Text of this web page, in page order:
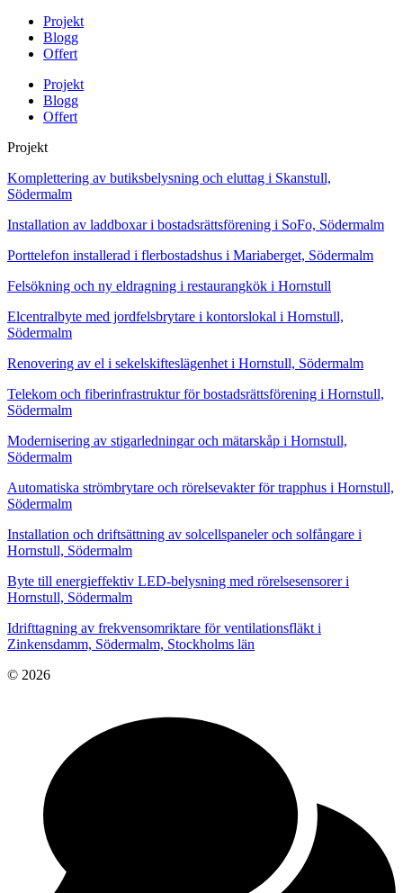
Projekt
Blogg
Offert
Projekt
Blogg
Offert
Projekt
Komplettering av butiksbelysning och eluttag i Skanstull,
Södermalm
Installation av laddboxar i bostadsrättsförening i SoFo, Södermalm
Porttelefon installerad i flerbostadshus i Mariaberget, Södermalm
Felsökning och ny eldragning i restaurangkök i Hornstull
Elcentralbyte med jordfelsbrytare i kontorslokal i Hornstull,
Södermalm
Renovering av el i sekelskifteslägenhet i Hornstull, Södermalm
Telekom och fiberinfrastruktur för bostadsrättsförening i Hornstull,
Södermalm
Modernisering av stigarledningar och mätarskåp i Hornstull,
Södermalm
Automatiska strömbrytare och rörelsevakter för trapphus i Hornstull,
Södermalm
Installation och driftsättning av solcellspaneler och solfångare i
Hornstull, Södermalm
Byte till energieffektiv LED-belysning med rörelsesensorer i
Hornstull, Södermalm
Idrifttagning av frekvensomriktare för ventilationsfläkt i
Zinkensdamm, Södermalm, Stockholms län
© 2026